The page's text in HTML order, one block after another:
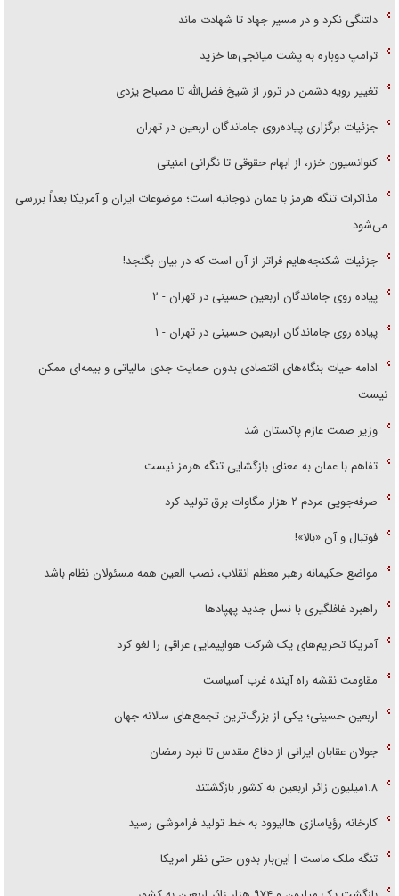
دلتنگی نکرد و در مسیر جهاد تا شهادت ماند
ترامپ دوباره به پشت میانجی‌ها خزید
تغییر رویه دشمن در ترور از شیخ فضل‌الله تا مصباح یزدی
جزئیات برگزاری پیاده‌روی جاماندگان اربعین در تهران
کنوانسیون خزر، از ابهام حقوقی تا نگرانی امنیتی
مذاکرات تنگه هرمز با عمان دوجانبه است؛ موضوعات ایران و آمریکا بعداً بررسی
می‌شود
جزئیات شکنجه‌هایم فراتر از آن است که در بیان بگنجد!
پیاده روی جاماندگان اربعین حسینی در تهران - ۲
پیاده روی جاماندگان اربعین حسینی در تهران - ۱
ادامه حیات بنگاه‌های اقتصادی بدون حمایت جدی مالیاتی و بیمه‌ای ممکن
نیست
وزیر صمت عازم پاکستان شد
تفاهم با عمان به معنای بازگشایی تنگه هرمز نیست
صرفه‌جویی مردم ۲ هزار مگاوات برق تولید کرد
فوتبال و آن «بالا»!
مواضع حکیمانه رهبر معظم انقلاب، نصب العین همه مسئولان نظام باشد
راهبرد غافلگیری با نسل جدید پهپاد‌ها
آمریکا تحریم‌های یک شرکت هواپیمایی عراقی را لغو کرد
مقاومت نقشه راه آینده غرب آسیاست
اربعین حسینی؛ یکی از بزرگ‌ترین تجمع‌های سالانه جهان
جولان عقابان ایرانی از دفاع مقدس تا نبرد رمضان
۱.۸میلیون زائر اربعین به کشور بازگشتند
کارخانه رؤیاسازی هالیوود به خط تولید فراموشی رسید
تنگه ملک ماست | این‌بار بدون حتی نظر امریکا